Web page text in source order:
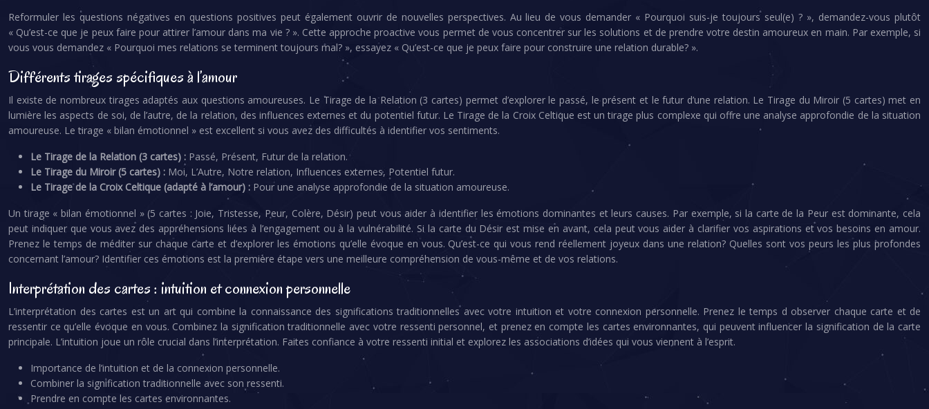
Reformuler les questions négatives en questions positives peut également ouvrir de nouvelles perspectives. Au lieu de vous demander « Pourquoi suis-je toujours seul(e) ? », demandez-vous plutôt
« Qu’est-ce que je peux faire pour attirer l’amour dans ma vie ? ». Cette approche proactive vous permet de vous concentrer sur les solutions et de prendre votre destin amoureux en main. Par exemple, si
vous vous demandez « Pourquoi mes relations se terminent toujours mal? », essayez « Qu’est-ce que je peux faire pour construire une relation durable? ».
Différents tirages spécifiques à l’amour
Il existe de nombreux tirages adaptés aux questions amoureuses. Le Tirage de la Relation (3 cartes) permet d’explorer le passé, le présent et le futur d’une relation. Le Tirage du Miroir (5 cartes) met en
lumière les aspects de soi, de l’autre, de la relation, des influences externes et du potentiel futur. Le Tirage de la Croix Celtique est un tirage plus complexe qui offre une analyse approfondie de la situation
amoureuse. Le tirage « bilan émotionnel » est excellent si vous avez des difficultés à identifier vos sentiments.
Le Tirage de la Relation (3 cartes) : Passé, Présent, Futur de la relation.
Le Tirage du Miroir (5 cartes) : Moi, L’Autre, Notre relation, Influences externes, Potentiel futur.
Le Tirage de la Croix Celtique (adapté à l’amour) : Pour une analyse approfondie de la situation amoureuse.
Un tirage « bilan émotionnel » (5 cartes : Joie, Tristesse, Peur, Colère, Désir) peut vous aider à identifier les émotions dominantes et leurs causes. Par exemple, si la carte de la Peur est dominante, cela
peut indiquer que vous avez des appréhensions liées à l’engagement ou à la vulnérabilité. Si la carte du Désir est mise en avant, cela peut vous aider à clarifier vos aspirations et vos besoins en amour.
Prenez le temps de méditer sur chaque carte et d’explorer les émotions qu’elle évoque en vous. Qu’est-ce qui vous rend réellement joyeux dans une relation? Quelles sont vos peurs les plus profondes
concernant l’amour? Identifier ces émotions est la première étape vers une meilleure compréhension de vous-même et de vos relations.
Interprétation des cartes : intuition et connexion personnelle
L’interprétation des cartes est un art qui combine la connaissance des significations traditionnelles avec votre intuition et votre connexion personnelle. Prenez le temps d observer chaque carte et de
ressentir ce qu’elle évoque en vous. Combinez la signification traditionnelle avec votre ressenti personnel, et prenez en compte les cartes environnantes, qui peuvent influencer la signification de la carte
principale. L’intuition joue un rôle crucial dans l’interprétation. Faites confiance à votre ressenti initial et explorez les associations d’idées qui vous viennent à l’esprit.
Importance de l’intuition et de la connexion personnelle.
Combiner la signification traditionnelle avec son ressenti.
Prendre en compte les cartes environnantes.